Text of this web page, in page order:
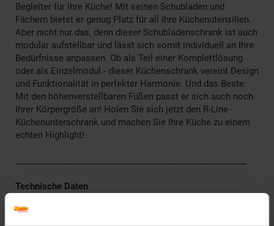
Begleiter für Ihre Küche! Mit seinen Schubladen und
Fächern bietet er genug Platz für all Ihre Küchenutensilien.
Aber nicht nur das, denn dieser Schubladenschrank ist auch
modular aufstellbar und lässt sich somit individuell an Ihre
Bedürfnisse anpassen. Ob als Teil einer Komplettlösung
oder als Einzelmodul - dieser Küchenschrank vereint Design
und Funktionalität in perfekter Harmonie. Und das Beste:
Mit den höhenverstellbaren Füßen passt er sich auch noch
Ihrer Körpergröße an! Holen Sie sich jetzt den R-Line -
Küchenunterschrank und machen Sie Ihre Küche zu einem
echten Highlight!
Technische Daten
Farben